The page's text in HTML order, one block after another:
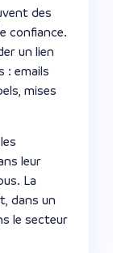
des
confiance.
un lien
: emails
mises
leur
La
dans un
le secteur